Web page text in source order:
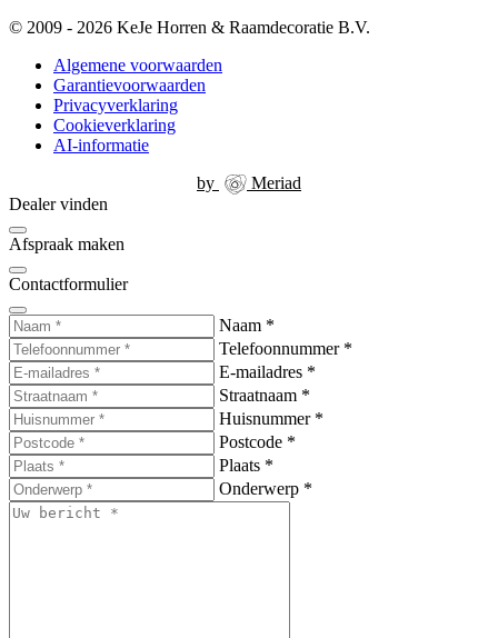
© 2009 - 2026 KeJe Horren & Raamdecoratie B.V.
Algemene voorwaarden
Garantievoorwaarden
Privacyverklaring
Cookieverklaring
AI-informatie
by
Meriad
Dealer vinden
Afspraak maken
Contactformulier
Naam *
Telefoonnummer *
E-mailadres *
Straatnaam *
Huisnummer *
Postcode *
Plaats *
Onderwerp *